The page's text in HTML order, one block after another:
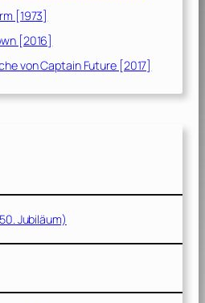
[1973]
[2016]
von Captain Future [2017]
Jubiläum)